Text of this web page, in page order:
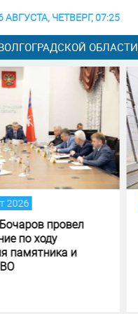
АВГУСТА, ЧЕТВЕРГ, 07:25
ОБЛАСТИ
2026
музея
военной
в Волгограде - на
прямой